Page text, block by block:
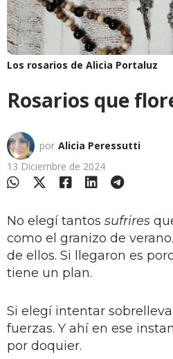
Los rosarios de Alicia Portaluz
Rosarios que
por Alicia Peressutti
13 Diciembre de 2024
No elegí tantos sufrires
como el granizo de
de ellos. Si llegaron es
tiene un plan.
Si elegí intentar
fuerzas. Y ahí en ese
por doquier.